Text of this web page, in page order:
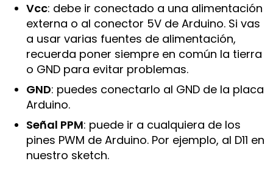
Vcc: debe ir conectado a una alimentación
externa o al conector 5V de Arduino. Si vas
a usar varias fuentes de alimentación,
recuerda poner siempre en común la tierra
o GND para evitar problemas.
GND: puedes conectarlo al GND de la placa
Arduino.
Señal PPM: puede ir a cualquiera de los
pines PWM de Arduino. Por ejemplo, al D11 en
nuestro sketch.